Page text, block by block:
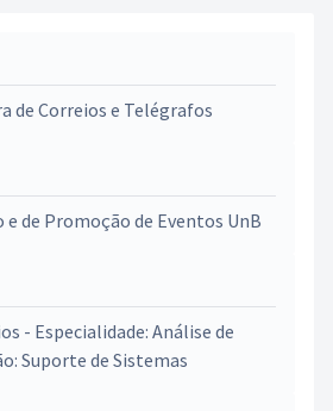
de Correios e Telégrafos
e de Promoção de Eventos UnB
- Especialidade: Análise de
Suporte de Sistemas